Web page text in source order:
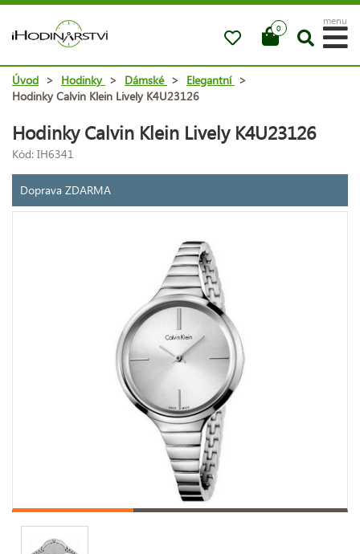
0
menu
Úvod > Hodinky > Dámské > Elegantní >
Hodinky Calvin Klein Lively K4U23126
Hodinky Calvin Klein Lively K4U23126
Kód: IH6341
Doprava ZDARMA